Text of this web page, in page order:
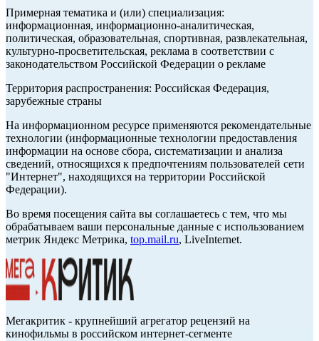
Примерная тематика и (или) специализация:
информационная, информационно-аналитическая,
политическая, образовательная, спортивная, развлекательная,
культурно-просветительская, реклама в соответствии с
законодательством Российской Федерации о рекламе
Территория распространения: Российская Федерация,
зарубежные страны
На информационном ресурсе применяются рекомендательные
технологии (информационные технологии предоставления
информации на основе сбора, систематизации и анализа
сведений, относящихся к предпочтениям пользователей сети
"Интернет", находящихся на территории Российской
Федерации).
Во время посещения сайта вы соглашаетесь с тем, что мы
обрабатываем ваши персональные данные с использованием
метрик Яндекс Метрика, top.mail.ru, LiveInternet.
Мегакритик - крупнейший агрегатор рецензий на
кинофильмы в российском интернет-сегменте